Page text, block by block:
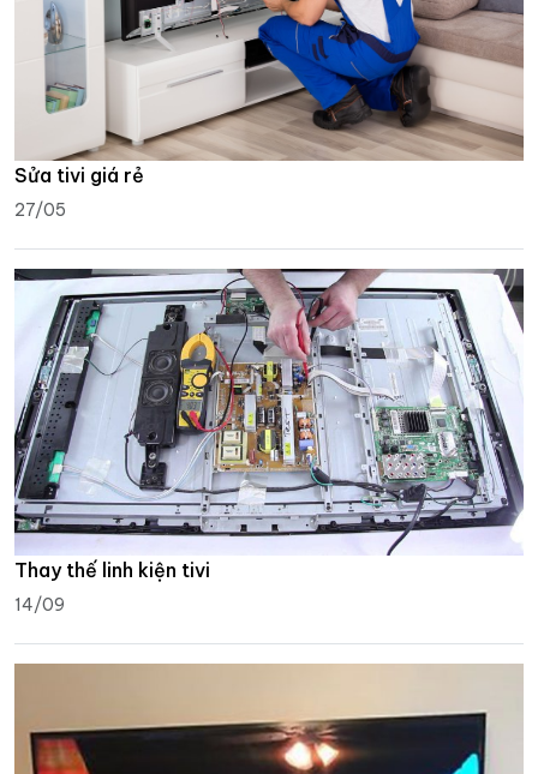
Sửa tivi giá rẻ
27/05
Thay thế linh kiện tivi
14/09